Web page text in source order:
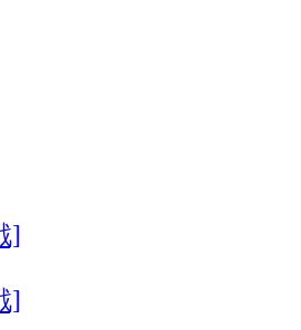
]
]